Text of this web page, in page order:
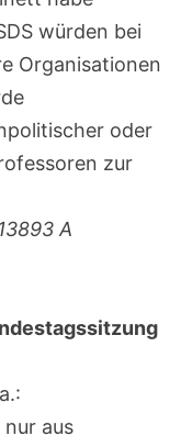
würden bei
Organisationen
oder
zur
A
aus